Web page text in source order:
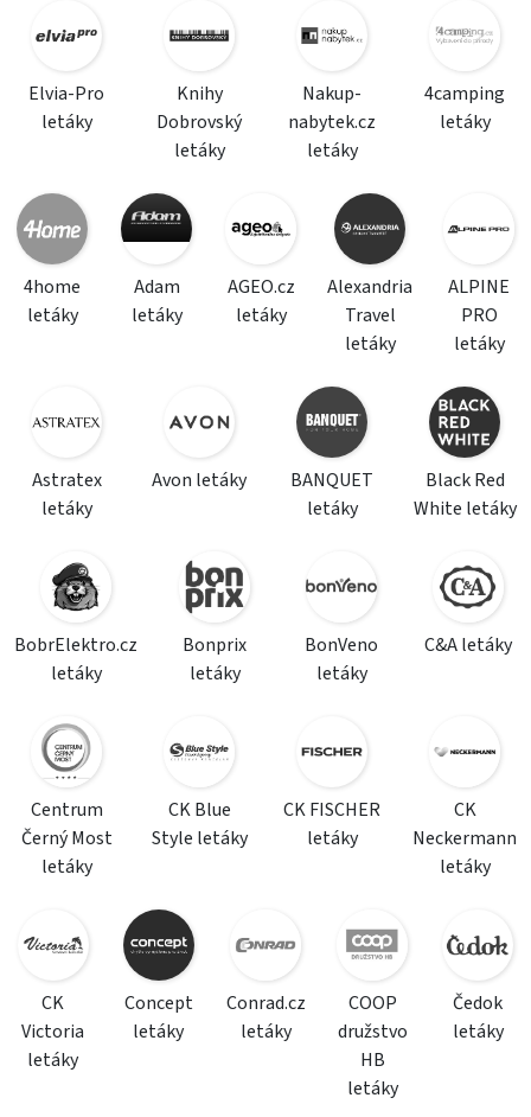
Elvia-Pro
letáky
Knihy
Dobrovský
letáky
Nakup-
nabytek.cz
letáky
4camping
letáky
4home
letáky
Adam
letáky
AGEO.cz
letáky
Alexandria
Travel
letáky
ALPINE
PRO
letáky
Astratex
letáky
Avon letáky
BANQUET
letáky
Black Red
White letáky
BobrElektro.cz
letáky
Bonprix
letáky
BonVeno
letáky
C&A letáky
Centrum
Černý Most
letáky
CK Blue
Style letáky
CK FISCHER
letáky
CK
Neckermann
letáky
CK
Victoria
letáky
Concept
letáky
Conrad.cz
letáky
COOP
družstvo
HB
letáky
Čedok
letáky